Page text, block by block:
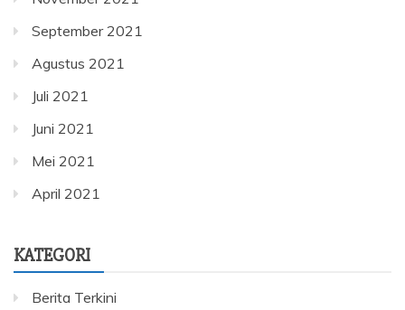
September 2021
Agustus 2021
Juli 2021
Juni 2021
Mei 2021
April 2021
KATEGORI
Berita Terkini